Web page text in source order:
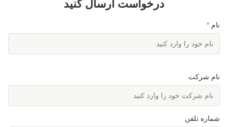
درخواست ارسال کنید
نام *
نام شرکت
شماره تلفن